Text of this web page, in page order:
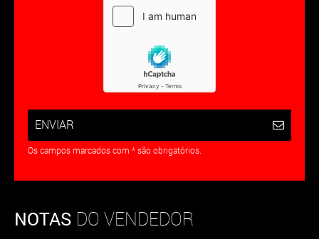
ENVIAR
Os campos marcados com * são obrigatórios.
NOTAS DO VENDEDOR